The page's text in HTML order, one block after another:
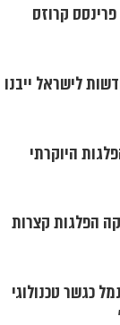
קרוזס
לישראל ייבנו
היוקרתי
הפלגות קצרות
כגשר טכנולוגי